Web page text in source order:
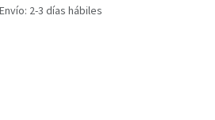
Envío: 2-3 días hábiles